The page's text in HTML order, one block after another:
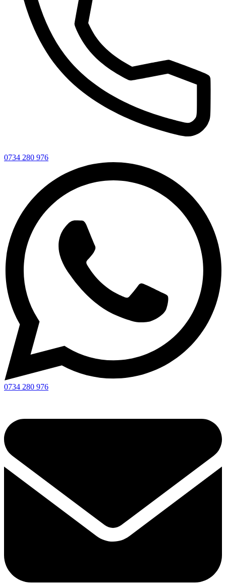
0734 280 976
0734 280 976